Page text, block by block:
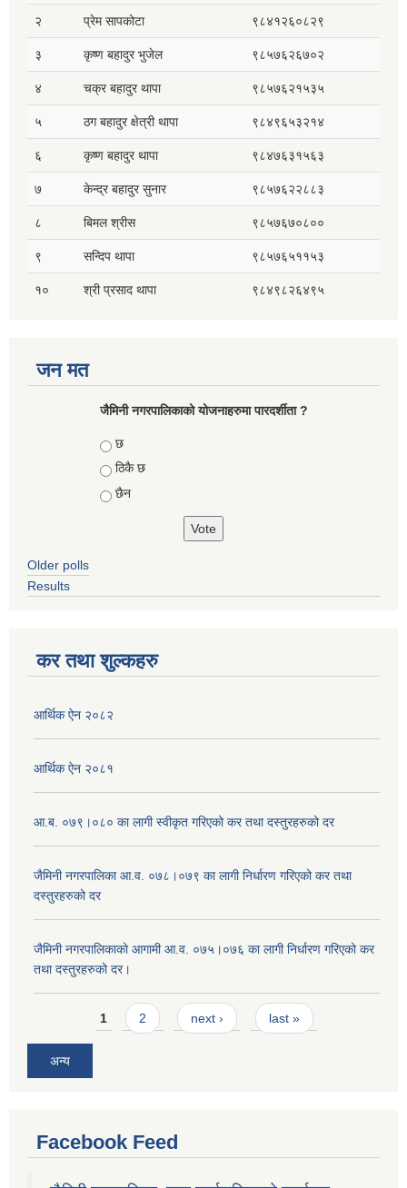
२ प्रेम सापकोटा ९८४१२६०८२९
३ कृष्ण बहादुर भुजेल ९८५७६२६७०२
४ चक्र बहादुर थापा ९८५७६२१५३५
५ ठग बहादुर क्षेत्री थापा ९८४९६५३२१४
६ कृष्ण बहादुर थापा ९८४७६३१५६३
७ केन्द्र बहादुर सुनार ९८५७६२२८८३
८ बिमल श्रीस ९८५७६७०८००
९ सन्दिप थापा ९८५७६५११५३
१० श्री प्रसाद थापा ९८४९८२६४९५
जन मत
जैमिनी नगरपालिकाको योजनाहरुमा पारदर्शीता ?
Choices
छ
ठिकै छ
छैन
Older polls
Results
कर तथा शुल्कहरु
आर्थिक ऐन २०८२
आर्थिक ऐन २०८१
आ.ब. ०७९।०८० का लागी स्वीकृत गरिएको कर तथा दस्तुरहरुको दर
जैमिनी नगरपालिका आ.व. ०७८।०७९ का लागी निर्धारण गरिएको कर तथा
दस्तुरहरुको दर
जैमिनी नगरपालिकाको आगामी आ.व. ०७५।०७६ का लागी निर्धारण गरिएको कर
तथा दस्तुरहरुको दर।
Pages1 2 next › last »
अन्य
Facebook Feed